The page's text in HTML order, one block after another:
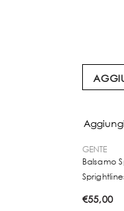
VENDITORE:
GENTE
Balsamo
€55,00